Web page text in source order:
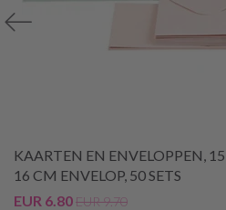
KAARTEN EN ENVELOPPEN,
16 CM ENVELOP, 50 SETS
EUR 6.80EUR 9.70